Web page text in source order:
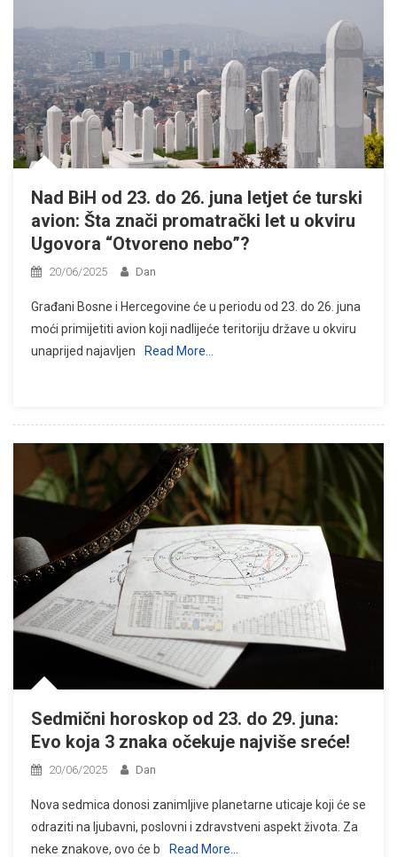
Nad BiH od 23. do 26. juna letjet će turski
avion: Šta znači promatrački let u okviru
Ugovora “Otvoreno nebo”?
20/06/2025 Dan
Građani Bosne i Hercegovine će u periodu od 23. do 26. juna
moći primijetiti avion koji nadlijeće teritoriju države u okviru
unaprijed najavljen
Read More…
Sedmični horoskop od 23. do 29. juna:
Evo koja 3 znaka očekuje najviše sreće!
20/06/2025 Dan
Nova sedmica donosi zanimljive planetarne uticaje koji će se
odraziti na ljubavni, poslovni i zdravstveni aspekt života. Za
neke znakove, ovo će b
Read More…